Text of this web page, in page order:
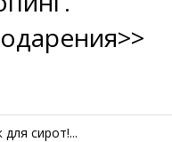
сирот!...